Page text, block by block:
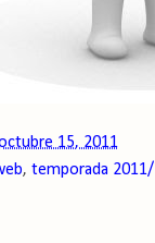
15, 2011
, temporada